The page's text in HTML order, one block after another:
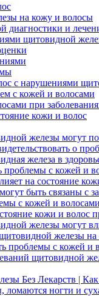
на кожу и волосы
диагностики и
щитовидной
с нарушениями
с кожей и волосами
при
кожи и волос
железы могут
о
железа в
проблемы с кожей и
на состояние
быть связаны с
с кожей и
кожи и волос
железы могут
железы на
проблемы с кожей и
щитовидной
Без Лекарств |
ногти и